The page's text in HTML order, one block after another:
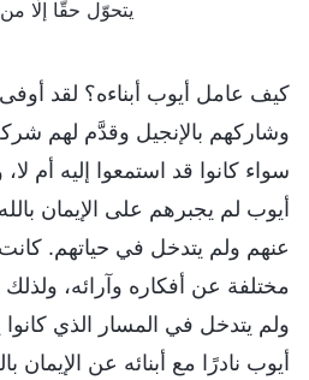
يتحوّل حقًّا إلّا
كيف عامل أيوب أبناءه؟ لقد
وشاركهم بالإنجيل وقدَّم لهم
سواء كانوا قد استمعوا إليه أم
أيوب لم يجبرهم على الإيمان
عنهم ولم يتدخل في حياتهم.
مختلفة عن أفكاره وآرائه،
ولم يتدخل في المسار الذي
أيوب نادرًا مع أبنائه عن الإيمان